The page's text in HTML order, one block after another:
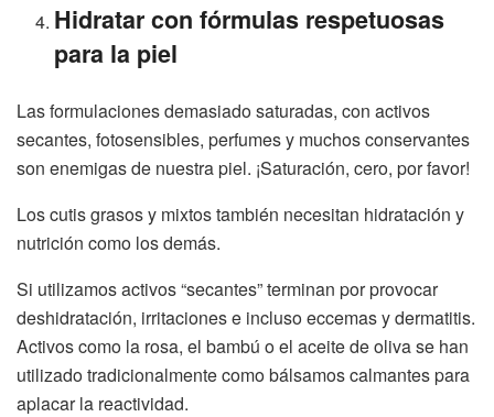
Hidratar con fórmulas respetuosas
para la piel
Las formulaciones demasiado saturadas, con activos
secantes, fotosensibles, perfumes y muchos conservantes
son enemigas de nuestra piel. ¡Saturación, cero, por favor!
Los cutis grasos y mixtos también necesitan hidratación y
nutrición como los demás.
Si utilizamos activos “secantes” terminan por provocar
deshidratación, irritaciones e incluso eccemas y dermatitis.
Activos como la rosa, el bambú o el aceite de oliva se han
utilizado tradicionalmente como bálsamos calmantes para
aplacar la reactividad.